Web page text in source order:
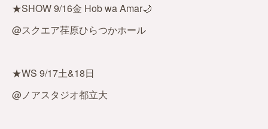
★SHOW 9/16金 Hob wa Amar🌙
@スクエア荏原ひらつかホール
★WS 9/17土&18日
@ノアスタジオ都立大